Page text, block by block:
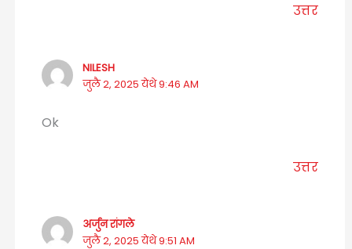
उत्तर
NILESH
जुलै 2, 2025 येथे 9:46 AM
Ok
उत्तर
अर्जुन रांगले
जुलै 2, 2025 येथे 9:51 AM